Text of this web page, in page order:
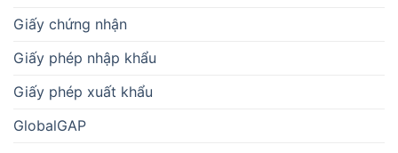
Giấy chứng nhận
Giấy phép nhập khẩu
Giấy phép xuất khẩu
GlobalGAP